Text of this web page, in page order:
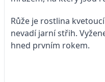
Růže je rostlina
nevadí jarní střih.
hned prvním rokem.